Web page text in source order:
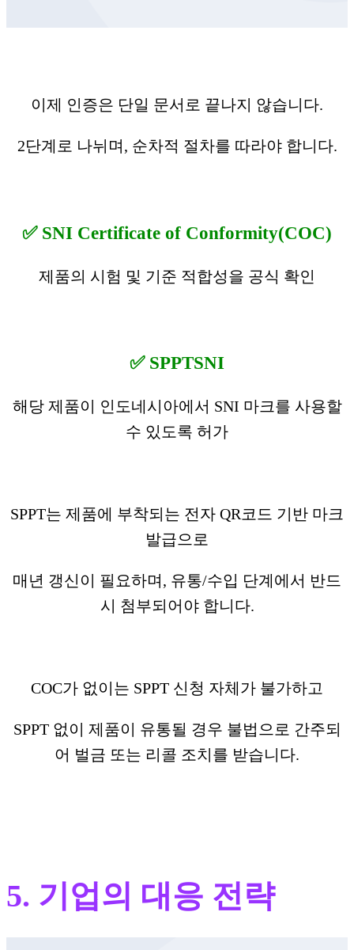
이제 인증은 단일 문서로 끝나지 않습니다.
2단계로 나뉘며, 순차적 절차를 따라야 합니다.
✅ SNI Certificate of Conformity(COC)
제품의 시험 및 기준 적합성을 공식 확인
✅ SPPTSNI​
해당 제품이 인도네시아에서 SNI 마크를 사용할
수 있도록 허가
SPPT는 제품에 부착되는 전자 QR코드 기반 마크
발급으로
매년 갱신이 필요하며, 유통/수입 단계에서 반드
시 첨부되어야 합니다.
COC가 없이는 SPPT 신청 자체가 불가하고
SPPT 없이 제품이 유통될 경우 불법으로 간주되
어 벌금 또는 리콜 조치를 받습니다.
5. 기업의 대응 전략